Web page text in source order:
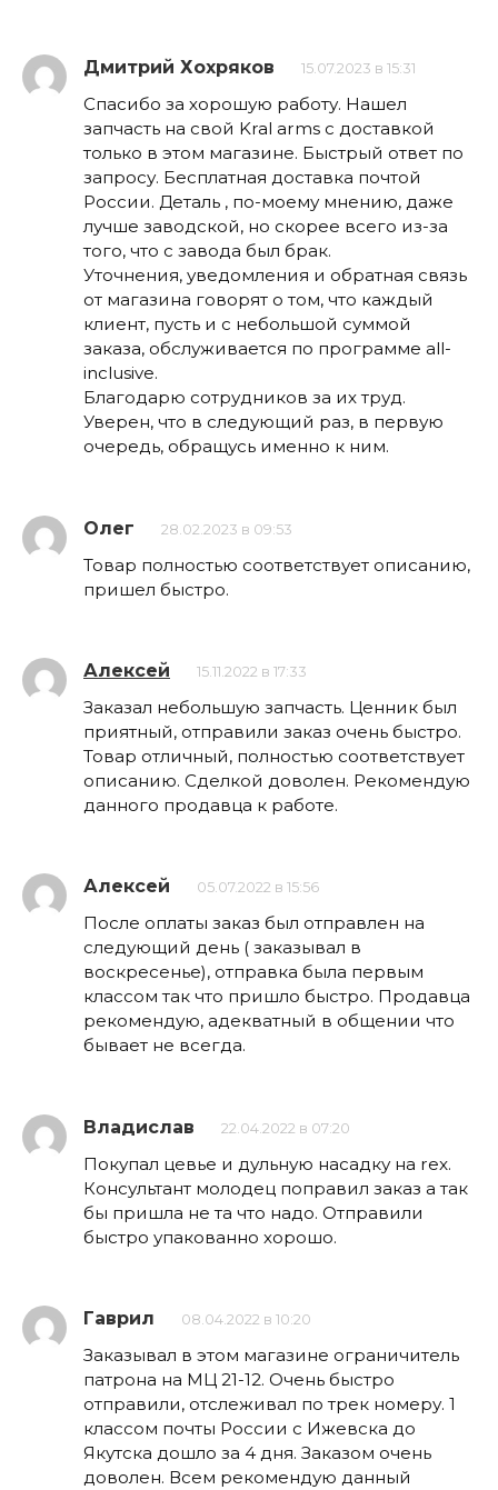
Дмитрий Хохряков 15.07.2023 в 15:31
Спасибо за хорошую работу. Нашел
запчасть на свой Kral arms с доставкой
только в этом магазине. Быстрый ответ по
запросу. Бесплатная доставка почтой
России. Деталь , по-моему мнению, даже
лучше заводской, но скорее всего из-за
того, что с завода был брак.
Уточнения, уведомления и обратная связь
от магазина говорят о том, что каждый
клиент, пусть и с небольшой суммой
заказа, обслуживается по программе all-
inclusive.
Благодарю сотрудников за их труд.
Уверен, что в следующий раз, в первую
очередь, обращусь именно к ним.
Олег 28.02.2023 в 09:53
Товар полностью соответствует описанию,
пришел быстро.
Алексей 15.11.2022 в 17:33
Заказал небольшую запчасть. Ценник был
приятный, отправили заказ очень быстро.
Товар отличный, полностью соответствует
описанию. Сделкой доволен. Рекомендую
данного продавца к работе.
Алексей 05.07.2022 в 15:56
После оплаты заказ был отправлен на
следующий день ( заказывал в
воскресенье), отправка была первым
классом так что пришло быстро. Продавца
рекомендую, адекватный в общении что
бывает не всегда.
Владислав 22.04.2022 в 07:20
Покупал цевье и дульную насадку на rex.
Консультант молодец поправил заказ а так
бы пришла не та что надо. Отправили
быстро упакованно хорошо.
Гаврил 08.04.2022 в 10:20
Заказывал в этом магазине ограничитель
патрона на МЦ 21-12. Очень быстро
отправили, отслеживал по трек номеру. 1
классом почты России с Ижевска до
Якутска дошло за 4 дня. Заказом очень
доволен. Всем рекомендую данный